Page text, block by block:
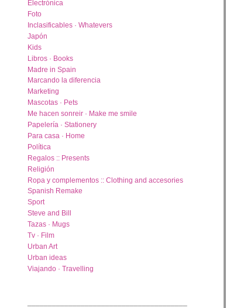
Electrónica
Foto
Inclasificables · Whatevers
Japón
Kids
Libros · Books
Madre in Spain
Marcando la diferencia
Marketing
Mascotas · Pets
Me hacen sonreir · Make me smile
Papelería · Stationery
Para casa · Home
Política
Regalos :: Presents
Religión
Ropa y complementos :: Clothing and accesories
Spanish Remake
Sport
Steve and Bill
Tazas · Mugs
Tv · Film
Urban Art
Urban ideas
Viajando · Travelling